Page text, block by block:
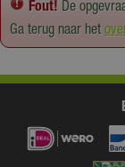
Fout! De
Ga terug naar het